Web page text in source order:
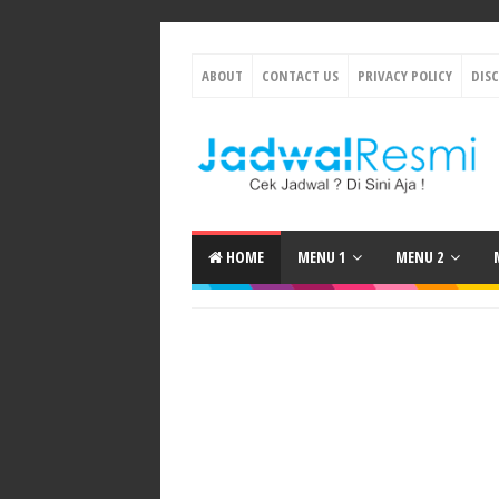
ABOUT CONTACT US PRIVACY POLICY
HOME MENU 1 MENU 2